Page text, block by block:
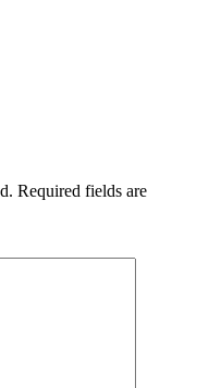
Required fields are